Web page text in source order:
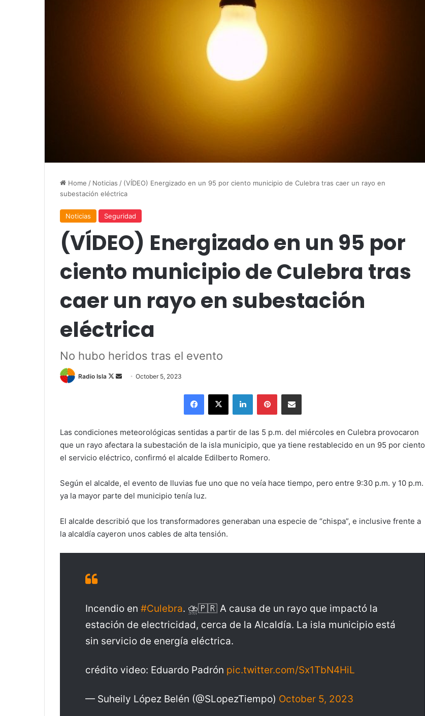
Home / Noticias / (VÍDEO) Energizado en un 95 por ciento municipio de Culebra tras caer un rayo en
subestación eléctrica
Noticias Seguridad
(VÍDEO) Energizado en un 95 por
ciento municipio de Culebra tras
caer un rayo en subestación
eléctrica
No hubo heridos tras el evento
Radio Isla
Follow
SendOctober 5, 2023
Facebook
X LinkedInPinterestShare via Email
Las condiciones meteorológicas sentidas a partir de las 5 p.m. del miércoles en Culebra provocaron
que un rayo afectara la subestación de la isla municipio, que ya tiene restablecido en un 95 por ciento
el servicio eléctrico, confirmó el alcalde Edilberto Romero.
Según el alcalde, el evento de lluvias fue uno que no veía hace tiempo, pero entre 9:30 p.m. y 10 p.m.
ya la mayor parte del municipio tenía luz.
El alcalde describió que los transformadores generaban una especie de “chispa”, e inclusive frente a
la alcaldía cayeron unos cables de alta tensión.
Incendio en #Culebra. ⛈️🇵🇷 A causa de un rayo que impactó la
estación de electricidad, cerca de la Alcaldía. La isla municipio está
sin servicio de energía eléctrica.
crédito video: Eduardo Padrón pic.twitter.com/Sx1TbN4HiL
— Suheily López Belén (@SLopezTiempo) October 5, 2023